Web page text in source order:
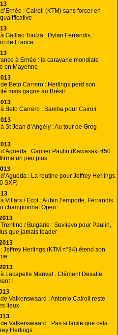
: Cairoli (KTM) sans forcer en
Gaillac Toulza : Dylan Ferrandis,
de France
à Ernée : la caravane mondiale
en Mayenne
Beto Carrero : Herlings perd son
mais gagne au Brésil
Beto Carrero : Samba pour Cairoli
St Jean d’Angély : Au tour de Greg
: Gautier Paulin (Kawasaki 450
un peu plus
: La routine pour Jeffrey Herlings
SXF)
Villars / Ecot : Aubin l’emporte, Ferrandis
championnat Open
/ Bulgarie : Sevlievo pour Paulin,
que jamais leader
Jeffrey Herlings (KTM n°84) étend son
à Lacapelle Marival : Clément Desalle
!
Valkenswaard : Antonio Cairoli reste
lieux
Valkenswaard : Pas si facile que cela
Herlings